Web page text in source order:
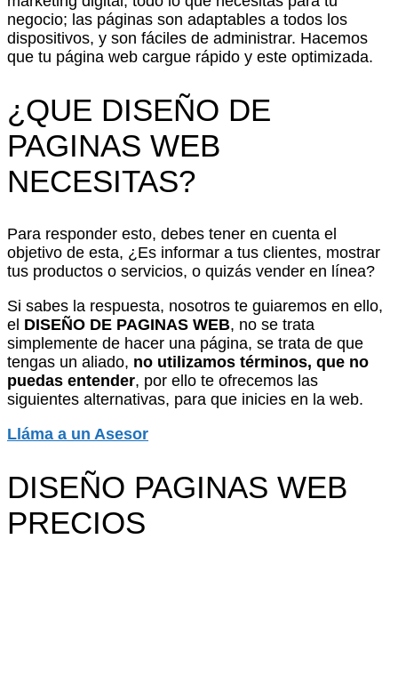
negocio; las páginas son adaptables a todos los
dispositivos, y son fáciles de administrar. Hacemos
que tu página web cargue rápido y este optimizada.
¿QUE DISEÑO DE
PAGINAS WEB
NECESITAS?
Para responder esto, debes tener en cuenta el
objetivo de esta, ¿Es informar a tus clientes, mostrar
tus productos o servicios, o quizás vender en línea?
Si sabes la respuesta, nosotros te guiaremos en ello,
el DISEÑO DE PAGINAS WEB, no se trata
simplemente de hacer una página, se trata de que
tengas un aliado, no utilizamos términos, que no
puedas entender, por ello te ofrecemos las
siguientes alternativas, para que inicies en la web.
Lláma a un Asesor
DISEÑO PAGINAS WEB
PRECIOS